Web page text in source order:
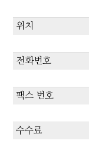
위치
전화번호
팩스 번호
수수료